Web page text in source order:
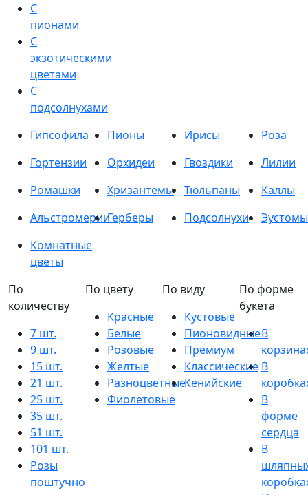
С
пионами
С
экзотическими
цветами
С
подсолнухами
Гипсофила
Пионы Ирисы
Роза
Гортензии
Орхидеи Гвоздики
Лилии
Ромашки
Хризантемы Тюльпаны
Каллы
АльстромерииГерберы Подсолнухи
Эустомы
Комнатные
цветы
По
количеству
7 шт.
9 шт.
15 шт.
21 шт.
25 шт.
35 шт.
51 шт.
101 шт.
Розы
поштучно
По цвету
Красные
Белые
Розовые
Желтые
Разноцветные
Фиолетовые
По виду
Кустовые
Пионовидные
Премиум
Классические
Кенийские
По форме
букета
В
В
В
форме
сердца
В